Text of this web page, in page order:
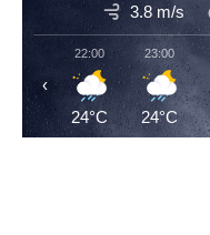
3.8 m/s
22:00
24°C
23:00
24°C
‹